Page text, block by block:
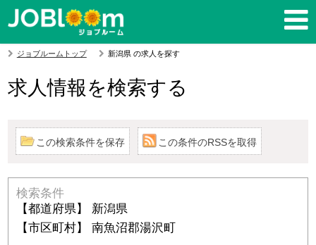
ジョブルームトップ 新潟県 の求人を探す
求人情報を検索する
この検索条件を保存 この条件のRSSを取得
検索条件
【都道府県】 新潟県
【市区町村】 南魚沼郡湯沢町